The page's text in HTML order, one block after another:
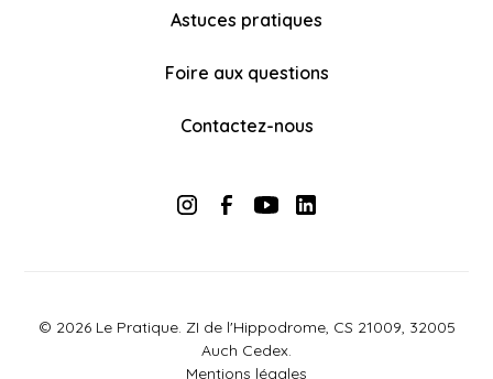
Astuces pratiques
Foire aux questions
Contactez-nous
© 2026 Le Pratique. ZI de l'Hippodrome, CS 21009, 32005
Auch Cedex.
Mentions légales